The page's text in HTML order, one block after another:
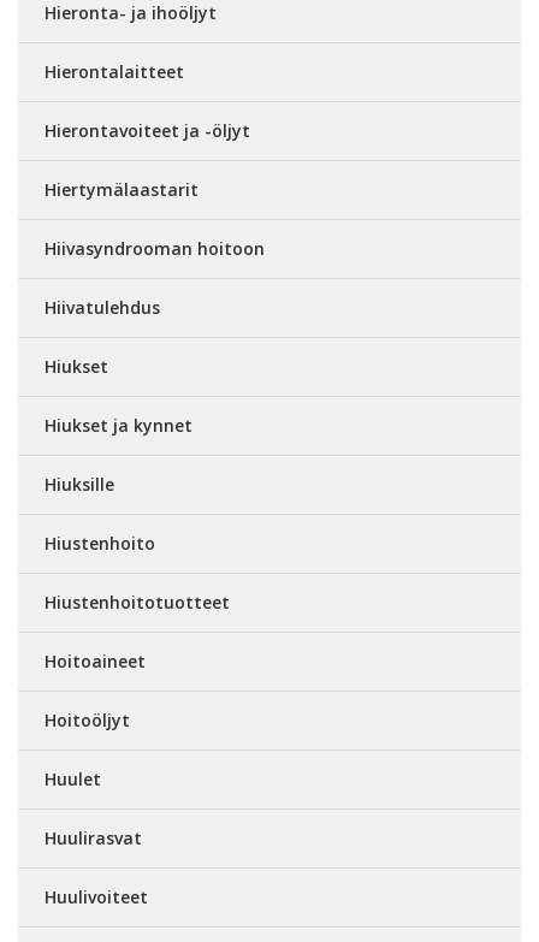
Hieronta- ja ihoöljyt
Hierontalaitteet
Hierontavoiteet ja -öljyt
Hiertymälaastarit
Hiivasyndrooman hoitoon
Hiivatulehdus
Hiukset
Hiukset ja kynnet
Hiuksille
Hiustenhoito
Hiustenhoitotuotteet
Hoitoaineet
Hoitoöljyt
Huulet
Huulirasvat
Huulivoiteet